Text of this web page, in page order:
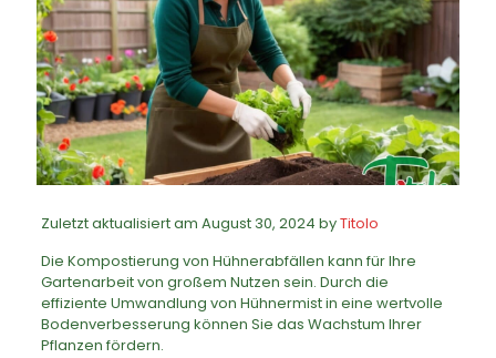
Zuletzt aktualisiert am August 30, 2024 byTitolo
Die Kompostierung von Hühnerabfällen kann für Ihre
Gartenarbeit von großem Nutzen sein. Durch die
effiziente Umwandlung von Hühnermist in eine wertvolle
Bodenverbesserung können Sie das Wachstum Ihrer
Pflanzen fördern.